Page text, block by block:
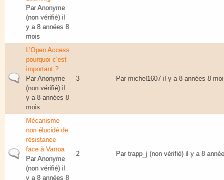
Par Anonyme
(non vérifié) il
y a 8 années 8
mois
Sujet normal
L’Open Access
pourquoi c’est
important ?
Par Anonyme
(non vérifié) il
y a 8 années 8
mois
3 Par michel1607 il y a 8 années 8
Sujet normal
Mécanisme
non élucidé de
résistance
face à Varroa
Par Anonyme
(non vérifié) il
y a 8 années 8
2 Par trapp_j (non vérifié) il y a 8